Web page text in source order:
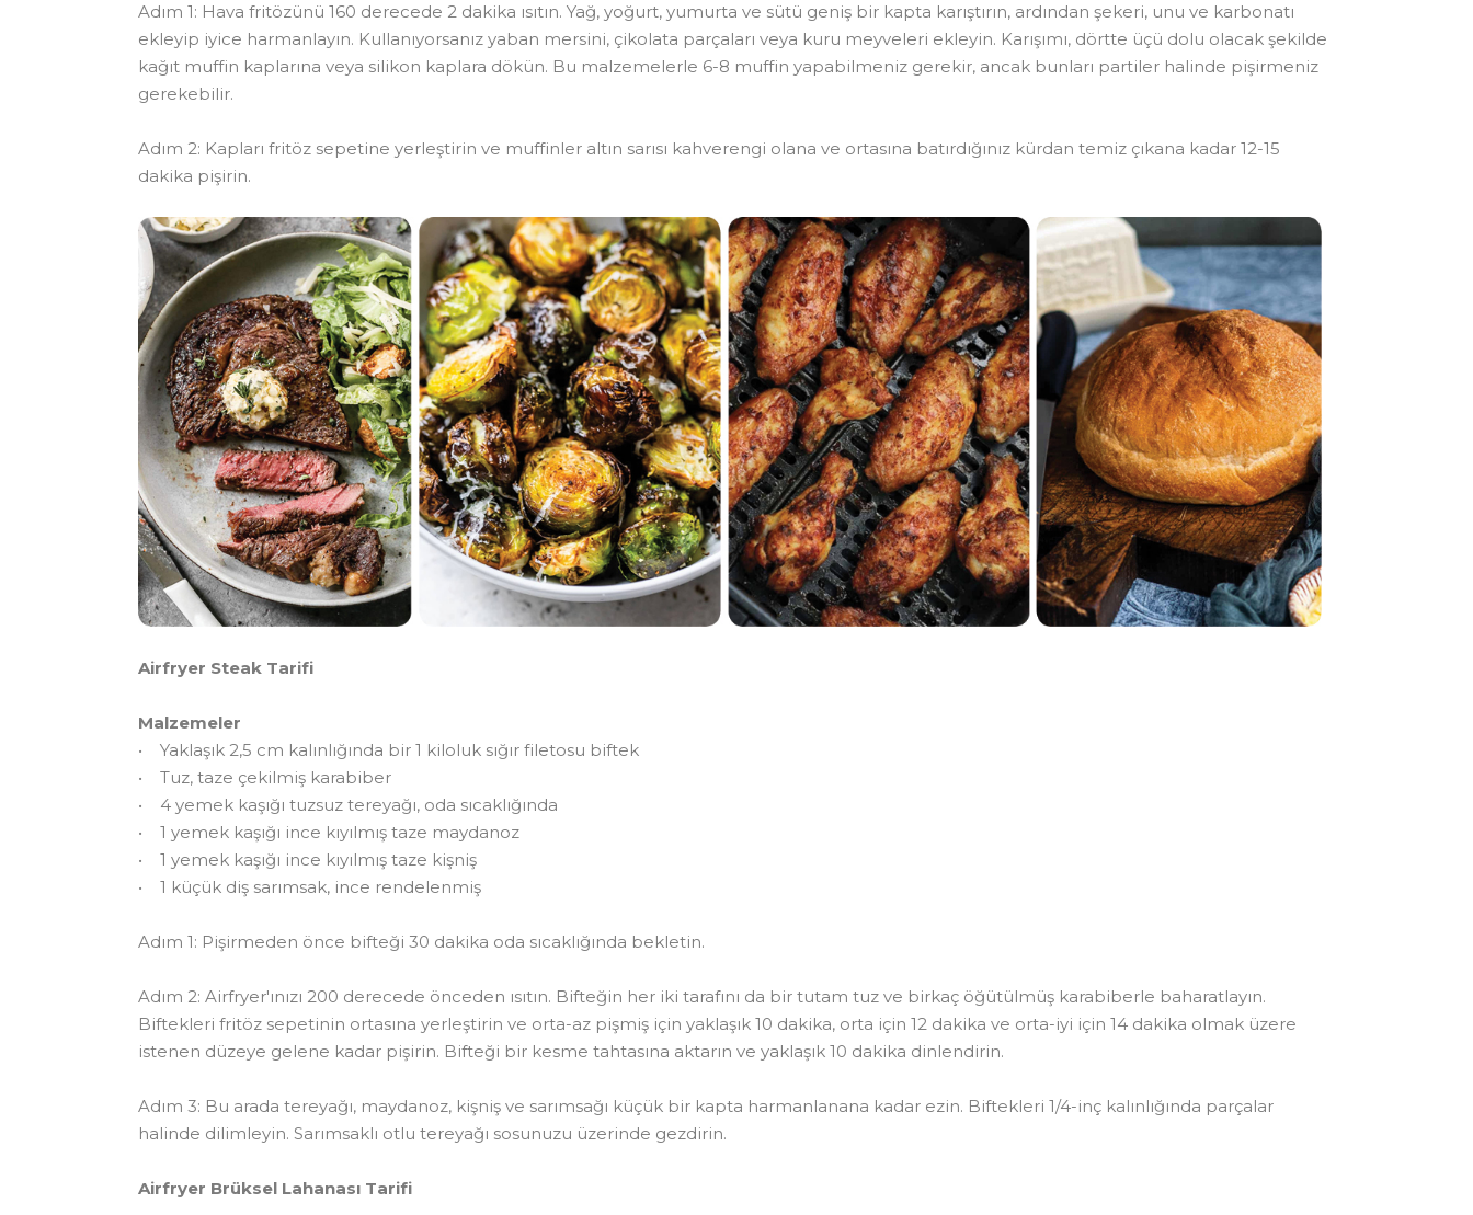
Adım 1: Hava fritözünü 160 derecede 2 dakika ısıtın. Yağ, yoğurt, yumurta ve sütü geniş bir kapta karıştırın, ardından şekeri, unu ve karbonatı
ekleyip iyice harmanlayın. Kullanıyorsanız yaban mersini, çikolata parçaları veya kuru meyveleri ekleyin. Karışımı, dörtte üçü dolu olacak şekilde
kağıt muffin kaplarına veya silikon kaplara dökün. Bu malzemelerle 6-8 muffin yapabilmeniz gerekir, ancak bunları partiler halinde pişirmeniz
gerekebilir.
Adım 2: Kapları fritöz sepetine yerleştirin ve muffinler altın sarısı kahverengi olana ve ortasına batırdığınız kürdan temiz çıkana kadar 12-15
dakika pişirin.
Airfryer Steak Tarifi
Malzemeler
• Yaklaşık 2,5 cm kalınlığında bir 1 kiloluk sığır filetosu biftek
• Tuz, taze çekilmiş karabiber
• 4 yemek kaşığı tuzsuz tereyağı, oda sıcaklığında
• 1 yemek kaşığı ince kıyılmış taze maydanoz
• 1 yemek kaşığı ince kıyılmış taze kişniş
• 1 küçük diş sarımsak, ince rendelenmiş
Adım 1: Pişirmeden önce bifteği 30 dakika oda sıcaklığında bekletin.
Adım 2: Airfryer'ınızı 200 derecede önceden ısıtın. Bifteğin her iki tarafını da bir tutam tuz ve birkaç öğütülmüş karabiberle baharatlayın.
Biftekleri fritöz sepetinin ortasına yerleştirin ve orta-az pişmiş için yaklaşık 10 dakika, orta için 12 dakika ve orta-iyi için 14 dakika olmak üzere
istenen düzeye gelene kadar pişirin. Bifteği bir kesme tahtasına aktarın ve yaklaşık 10 dakika dinlendirin.
Adım 3: Bu arada tereyağı, maydanoz, kişniş ve sarımsağı küçük bir kapta harmanlanana kadar ezin. Biftekleri 1/4-inç kalınlığında parçalar
halinde dilimleyin. Sarımsaklı otlu tereyağı sosunuzu üzerinde gezdirin.
Airfryer Brüksel Lahanası Tarifi